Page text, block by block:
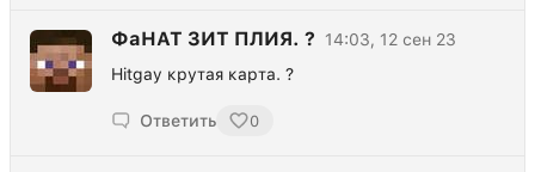
ФаНАТ ЗИТ ПЛИЯ. ?
14:03, 12 сен 23
Hitgay крутая карта. ?
Ответить 0